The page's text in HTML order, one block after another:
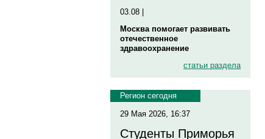
03.08 |
Москва помогает развивать
отечественное
здравоохранение
статьи раздела
Регион сегодня
29 Мая 2026, 16:37
Студенты Приморья